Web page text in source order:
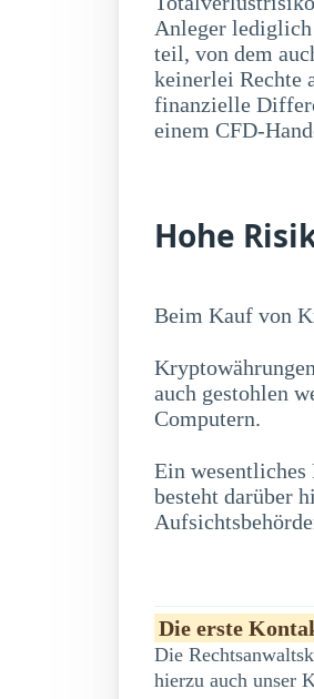
Anleger
teil, von dem
keinerlei Rechte
finanzielle
einem CFD-
hinterlegte
Hohe
Beim Kauf von
auch gestohlen
Computern.
Ein
besteht darüber
erwerben, zu
Die erste
Die
hierzu auch unser